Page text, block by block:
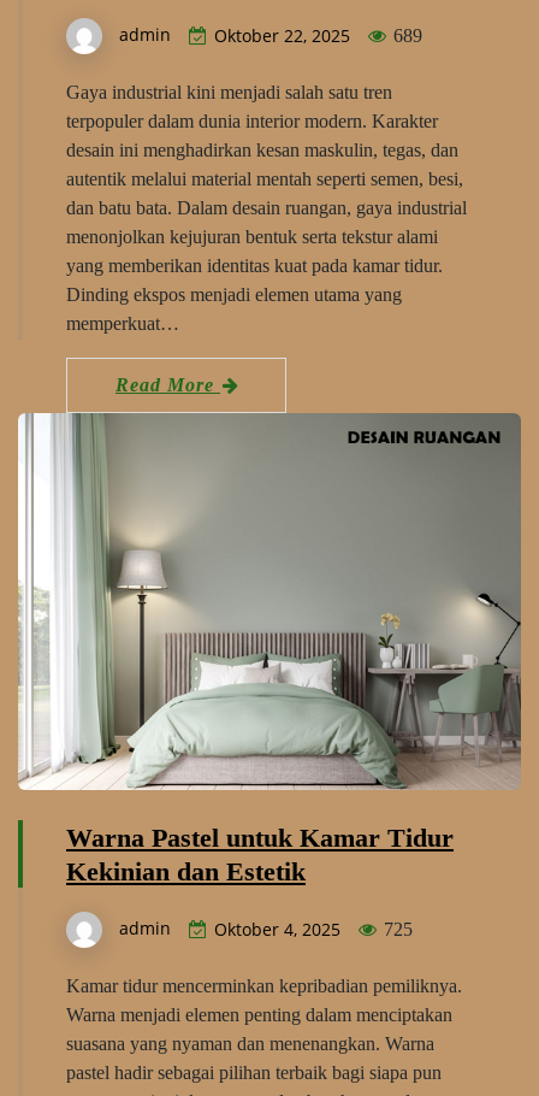
admin Oktober 22, 2025 689
Gaya industrial kini menjadi salah satu tren
terpopuler dalam dunia interior modern. Karakter
desain ini menghadirkan kesan maskulin, tegas, dan
autentik melalui material mentah seperti semen, besi,
dan batu bata. Dalam desain ruangan, gaya industrial
menonjolkan kejujuran bentuk serta tekstur alami
yang memberikan identitas kuat pada kamar tidur.
Dinding ekspos menjadi elemen utama yang
memperkuat…
Read More
Warna Pastel untuk Kamar Tidur
Kekinian dan Estetik
admin Oktober 4, 2025 725
Kamar tidur mencerminkan kepribadian pemiliknya.
Warna menjadi elemen penting dalam menciptakan
suasana yang nyaman dan menenangkan. Warna
pastel hadir sebagai pilihan terbaik bagi siapa pun